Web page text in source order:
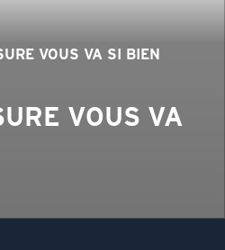
VOUS VA SI BIEN
VOUS VA